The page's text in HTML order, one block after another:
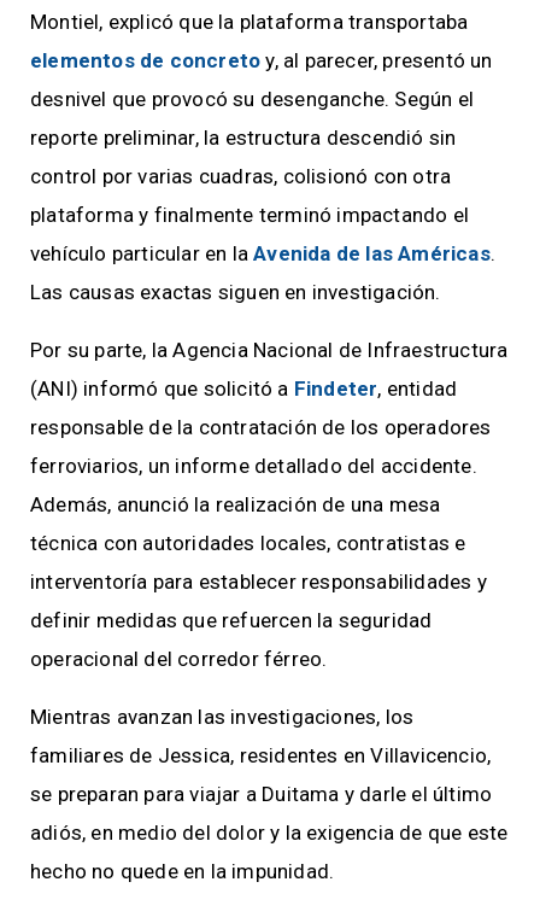
Montiel, explicó que la plataforma transportaba
elementos de concreto y, al parecer, presentó un
desnivel que provocó su desenganche. Según el
reporte preliminar, la estructura descendió sin
control por varias cuadras, colisionó con otra
plataforma y finalmente terminó impactando el
vehículo particular en laAvenida de las Américas.
Las causas exactas siguen en investigación.
Por su parte, la Agencia Nacional de Infraestructura
(ANI) informó que solicitó a Findeter, entidad
responsable de la contratación de los operadores
ferroviarios, un informe detallado del accidente.
Además, anunció la realización de una mesa
técnica con autoridades locales, contratistas e
interventoría para establecer responsabilidades y
definir medidas que refuercen la seguridad
operacional del corredor férreo.
Mientras avanzan las investigaciones, los
familiares de Jessica, residentes en Villavicencio,
se preparan para viajar a Duitama y darle el último
adiós, en medio del dolor y la exigencia de que este
hecho no quede en la impunidad.